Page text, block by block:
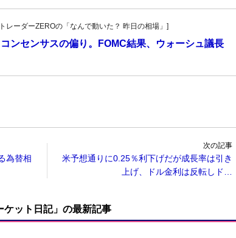
ーダーZEROの「なんで動いた？ 昨日の相場」]
ンセンサスの偏り。FOMC結果、ウォーシュ議長
為替相
次の記事
米予想通りに0.25％利下げだが成長率は引き
上げ、ドル金利は反転しド…
ケット日記」の最新記事